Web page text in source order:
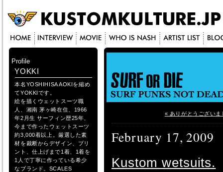
« ありがとうございま
February 17, 2009
Kustom wetsuits.
Profile
YOKKI
本名YOSHIHISA AOKIを縮め
てYOKKIです。
絵を描くウェットスーツ職
人、湘南 茅ヶ崎在住、1966
年2月生 サーフィン歴25年、
今まで作ったウェットスーツ
約3,000着以上。厳選した素
材を裁断からデザイン、プリ
ント、仕上げまで1着、1着を
1人で丁寧に作っている希少
なブランド。SCALES